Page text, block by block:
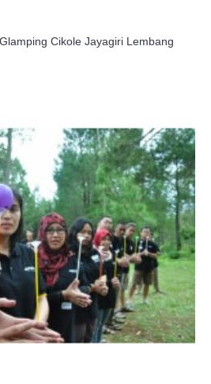
Cikole Jayagiri Lembang